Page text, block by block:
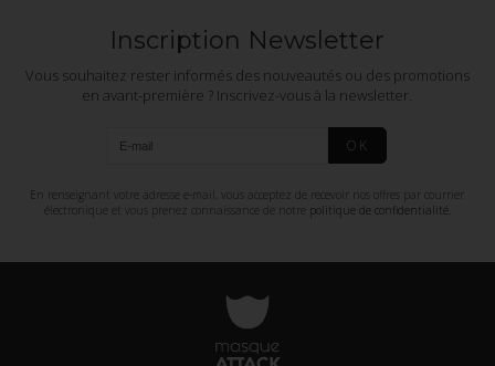
Inscription Newsletter
Vous souhaitez rester informés des nouveautés ou des promotions
en avant-première ? Inscrivez-vous à la newsletter.
OK
En renseignant votre adresse e-mail, vous acceptez de recevoir nos offres par courrier
électronique et vous prenez connaissance de notre politique de confidentialité.